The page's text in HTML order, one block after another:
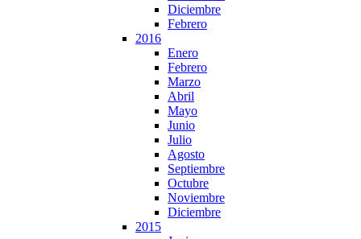
Diciembre
Febrero
2016
Enero
Febrero
Marzo
Abril
Mayo
Junio
Julio
Agosto
Septiembre
Octubre
Noviembre
Diciembre
2015